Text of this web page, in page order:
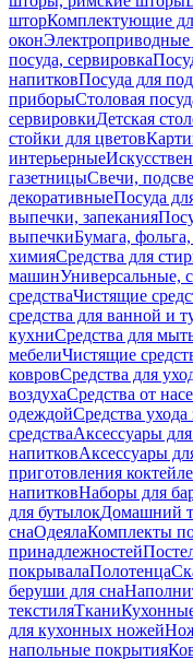
шторКомплектующие
окон
посуда, сервировка
напитковПосуда для
приборыСтоловая
сервировкиДетская
стойки для цветов
интерьерные
газетницыСвечи,
декоративныеПосуда
выпечки, запекания
выпечкиБумага,
химияСредства для
машинУниверсальные,
средстваЧистящие
средства для ванной и
кухниСредства для
мебелиЧистящие
ковровСредства для
воздухаСредства от
одеждойСредства ухода
средстваАксессуары
напитковАксессуары
приготовления
напитковНаборы для
для бутылокДомашний
снаОдеялаКомплекты
принадлежностей
покрывалаПолотенца
беруши для сна
текстиляТкани
для кухонных ножей
напольные покрытия